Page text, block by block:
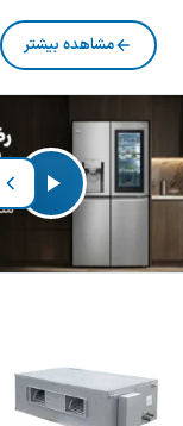
مشاهده بیشتر